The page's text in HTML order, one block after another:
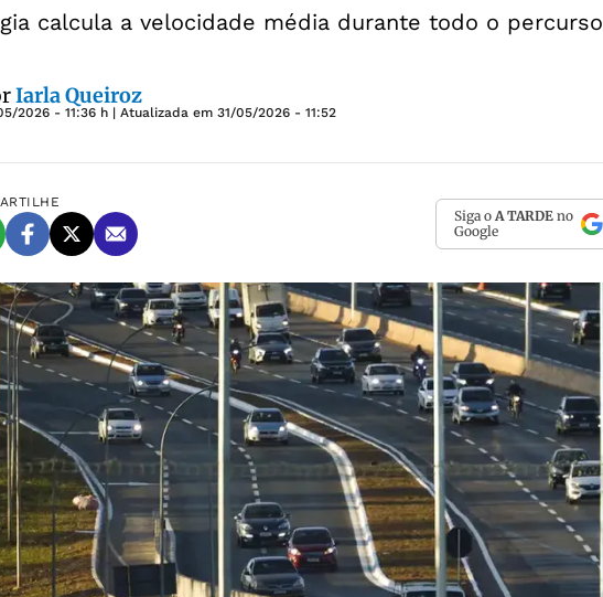
calcula a velocidade média durante todo o percurso
Iarla Queiroz
2026 - 11:36 h | Atualizada em 31/05/2026 - 11:52
Siga o A TARDE no
Google